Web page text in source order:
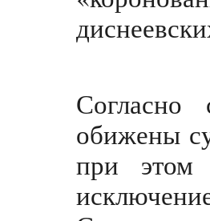
Согласно
обижены
при этом